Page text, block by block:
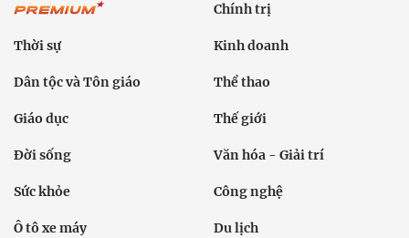
Chính trị
Thời sự Kinh doanh
Dân tộc và Tôn giáo Thể thao
Giáo dục Thế giới
Đời sống Văn hóa - Giải trí
Sức khỏe Công nghệ
Ô tô xe máy Du lịch